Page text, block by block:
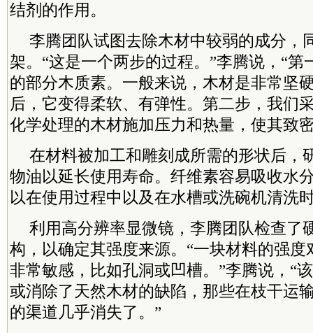
结剂的作用。
李腾团队试图去除木材中较弱的成分，
架。“这是一个两步的过程。”李腾说，“第
的部分木质素。一般来说，木材是非常坚
后，它变得柔软、有弹性。第二步，我们
化学处理的木材施加压力和热量，使其致
在材料被加工和雕刻成所需的形状后，
物油以延长使用寿命。纤维素容易吸收水
以在使用过程中以及在水槽或洗碗机清洗
利用高分辨率显微镜，李腾团队检查了
构，以确定其强度来源。“一块材料的强
非常敏感，比如孔洞或凹槽。”李腾说，“
或消除了天然木材的缺陷，那些在枝干运
的渠道几乎消失了。”